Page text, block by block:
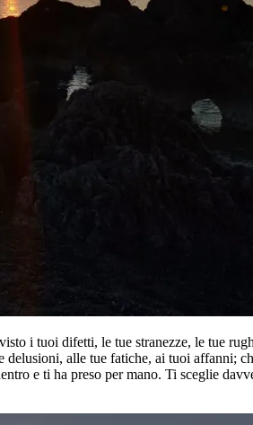
i tuoi difetti, le tue stranezze, le tue
delusioni, alle tue fatiche, ai tuoi affanni;
e ti ha preso per mano. Ti sceglie